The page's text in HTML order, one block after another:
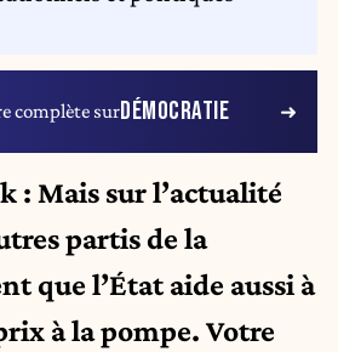
complète surDÉMOCRATIE
: Mais sur l’actualité
partis de la
que l’État aide aussi à
à la pompe. Votre